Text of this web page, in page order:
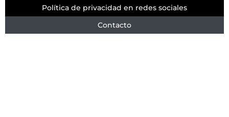
Política de privacidad en redes sociales
Contacto